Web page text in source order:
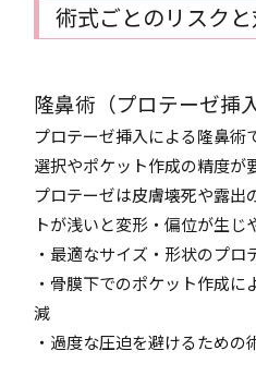
術式ごとのリスクと
隆鼻術（プロテーゼ挿
プロテーゼ挿入による隆鼻術
選択やポケット作成の精度が
プロテーゼは皮膚壊死や露出
トが浅いと変形・偏位が生じ
・最適なサイズ・形状のプロ
・骨膜下でのポケット作成
減
・過度な圧迫を避けるための